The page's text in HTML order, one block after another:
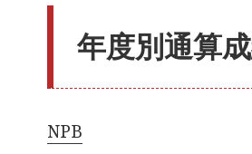
年度別通算
NPB